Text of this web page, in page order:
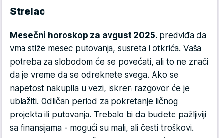
Strelac
Mesečni horoskop za avgust 2025. predviđa da
vma stiže mesec putovanja, susreta i otkrića. Vaša
potreba za slobodom će se povećati, ali to ne znači
da je vreme da se odreknete svega. Ako se
napetost nakupila u vezi, iskren razgovor će je
ublažiti. Odličan period za pokretanje ličnog
projekta ili putovanja. Trebalo bi da budete pažljiviji
sa finansijama - mogući su mali, ali česti troškovi.